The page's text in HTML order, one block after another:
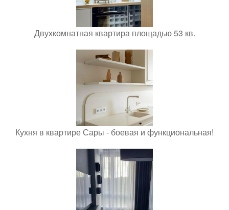
Двухкомнатная квартира площадью 53 кв.
Кухня в квартире Сары - боевая и функциональная!